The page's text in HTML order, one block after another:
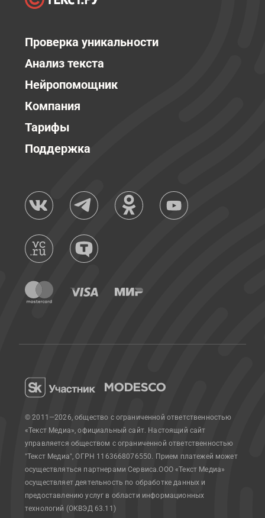
Проверка уникальности
Анализ текста
Нейропомощник
Компания
Тарифы
Поддержка
© 2011—2026, общество с ограниченной ответственностью
«Текст Медиа», официальный сайт. Настоящий сайт
управляется обществом с ограниченной ответственностью
"Текст Медиа", ОГРН 1163668076550. Прием платежей может
осуществляться партнерами Сервиса.ООО «Текст Медиа»
осуществляет деятельность по обработке данных и
предоставлению услуг в области информационных
технологий (ОКВЭД 63.11)